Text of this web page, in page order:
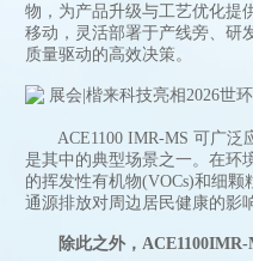
物，为产品升级与工艺优化提
移动，灵活部署于产线旁、研
质量驱动的高效决策。
ACE1100 IMR-MS 可广泛
是其中的典型场景之一。在环
的挥发性有机物(VOCs)和细
通源排放对周边居民健康的影
除此之外，